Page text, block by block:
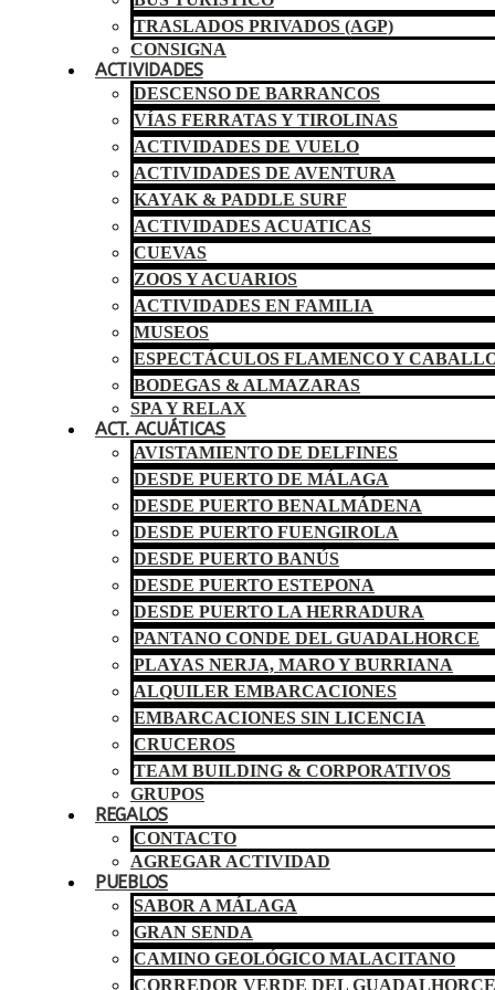
TRASLADOS PRIVADOS (AGP)
CONSIGNA
ACTIVIDADES
DESCENSO DE BARRANCOS
VÍAS FERRATAS Y TIROLINAS
ACTIVIDADES DE VUELO
ACTIVIDADES DE AVENTURA
KAYAK & PADDLE SURF
ACTIVIDADES ACUATICAS
CUEVAS
ZOOS Y ACUARIOS
ACTIVIDADES EN FAMILIA
MUSEOS
ESPECTÁCULOS FLAMENCO Y
BODEGAS & ALMAZARAS
SPA Y RELAX
ACT. ACUÁTICAS
AVISTAMIENTO DE DELFINES
DESDE PUERTO DE MÁLAGA
DESDE PUERTO BENALMÁDENA
DESDE PUERTO FUENGIROLA
DESDE PUERTO BANÚS
DESDE PUERTO ESTEPONA
DESDE PUERTO LA HERRADURA
PANTANO CONDE DEL GUADALHORCE
PLAYAS NERJA, MARO Y BURRIANA
ALQUILER EMBARCACIONES
EMBARCACIONES SIN LICENCIA
CRUCEROS
TEAM BUILDING & CORPORATIVOS
GRUPOS
REGALOS
CONTACTO
AGREGAR ACTIVIDAD
PUEBLOS
SABOR A MÁLAGA
GRAN SENDA
CAMINO GEOLÓGICO MALACITANO
CORREDOR VERDE DEL GUADALHORCE